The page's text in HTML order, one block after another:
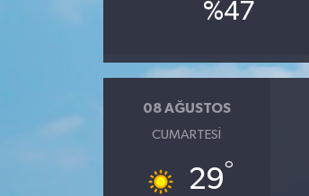
%47
08 AĞUSTOS
CUMARTESI
29°